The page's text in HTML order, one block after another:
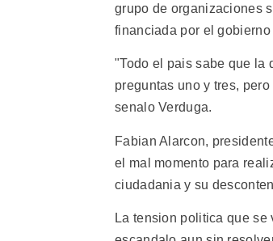
grupo de organizaciones
financiada por el
"Todo el pais sabe que la
preguntas uno y tres,
senalo Verduga.
Fabian Alarcon,
el mal momento para
ciudadania y su
La tension politica que se